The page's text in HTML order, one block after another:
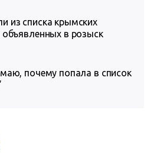
из списка крымских
в розыск
почему попала в список